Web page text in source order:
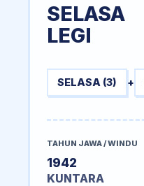
SELASA
LEGI
SELASA (3) +
TAHUN JAWA / WINDU
1942
KUNTARA